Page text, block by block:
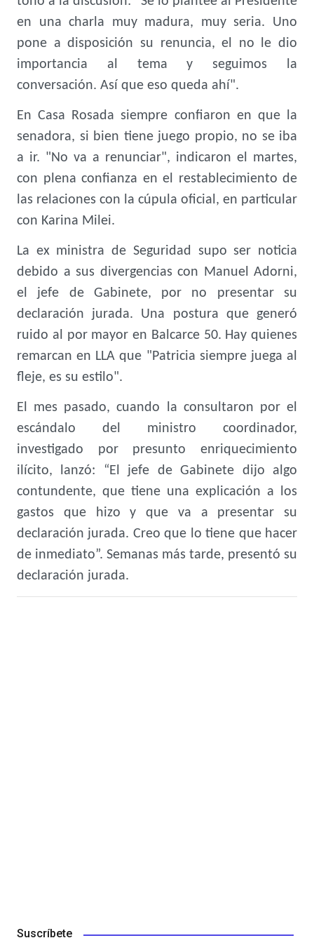
en una charla muy madura, muy seria. Uno
pone a disposición su renuncia, el no le dio
importancia al tema y seguimos la
conversación. Así que eso queda ahí".
En Casa Rosada siempre confiaron en que la
senadora, si bien tiene juego propio, no se iba
a ir. "No va a renunciar", indicaron el martes,
con plena confianza en el restablecimiento de
las relaciones con la cúpula oficial, en particular
con Karina Milei.
La ex ministra de Seguridad supo ser noticia
debido a sus divergencias con Manuel Adorni,
el jefe de Gabinete, por no presentar su
declaración jurada. Una postura que generó
ruido al por mayor en Balcarce 50. Hay quienes
remarcan en LLA que "Patricia siempre juega al
fleje, es su estilo".
El mes pasado, cuando la consultaron por el
escándalo del ministro coordinador,
investigado por presunto enriquecimiento
ilícito, lanzó: “El jefe de Gabinete dijo algo
contundente, que tiene una explicación a los
gastos que hizo y que va a presentar su
declaración jurada. Creo que lo tiene que hacer
de inmediato”. Semanas más tarde, presentó su
declaración jurada.
Suscríbete